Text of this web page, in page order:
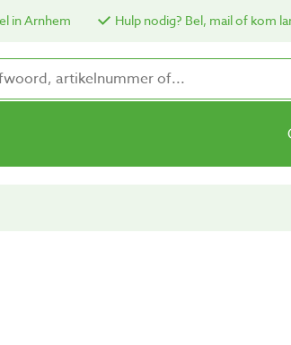
in Arnhem Hulp nodig? Bel, mail of kom